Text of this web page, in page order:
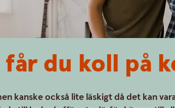
får du koll på
kanske också lite läskigt då det kan